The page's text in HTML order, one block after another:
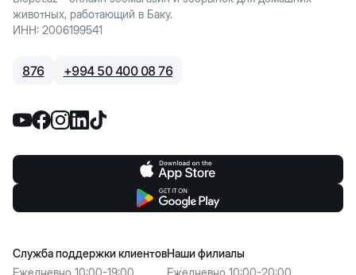
животных, работающий в Баку.
ИНН: 2006199541
876 +994 50 400 08 76
Служба поддержки клиентов
Ежедневно 10:00-19:00
Наши филиалы
Ежедневно 10:00-20:00